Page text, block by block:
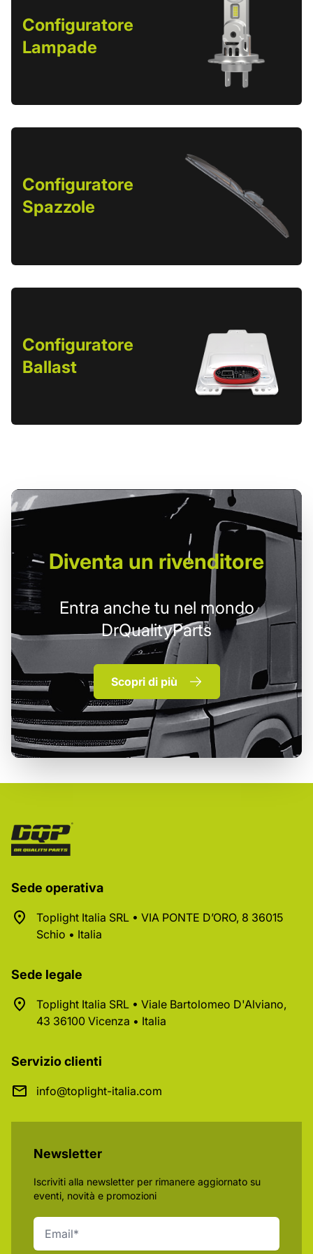
Configuratore
Lampade
Configuratore
Spazzole
Configuratore
Ballast
Diventa un rivenditore
Entra anche tu nel mondo
DrQualityParts
Scopri di più
Sede operativa
Toplight Italia SRL • VIA PONTE D’ORO, 8 36015
Schio • Italia
Sede legale
Toplight Italia SRL • Viale Bartolomeo D'Alviano,
43 36100 Vicenza • Italia
Servizio clienti
info@toplight-italia.com
Newsletter
Iscriviti alla newsletter per rimanere aggiornato su
eventi, novità e promozioni